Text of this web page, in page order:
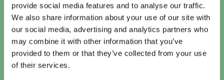
provide social media features and to analyse our traffic.
We also share information about your use of our site with
our social media, advertising and analytics partners who
may combine it with other information that you’ve
provided to them or that they’ve collected from your use
of their services.
Vandaag